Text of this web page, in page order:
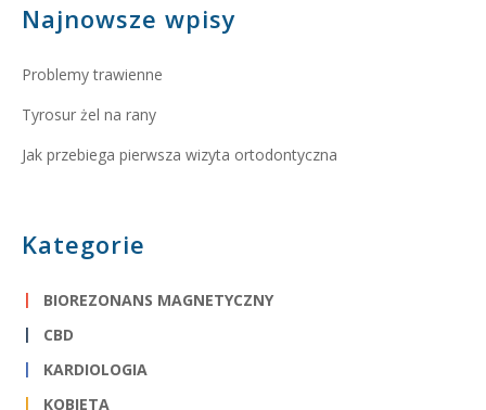
Najnowsze wpisy
Problemy trawienne
Tyrosur żel na rany
Jak przebiega pierwsza wizyta ortodontyczna
Kategorie
BIOREZONANS MAGNETYCZNY
CBD
KARDIOLOGIA
KOBIETA